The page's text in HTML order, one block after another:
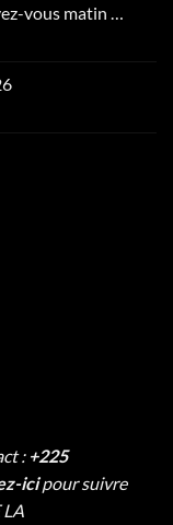
vous matin …
: +225
ici pour suivre
LA